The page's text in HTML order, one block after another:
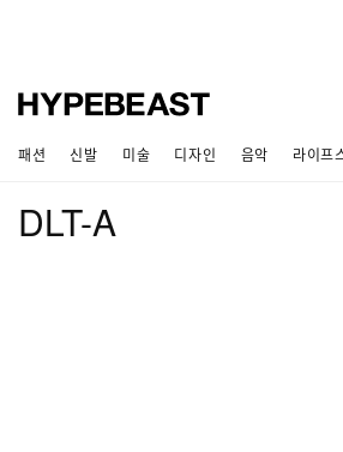
패션 신발 미술 디자인 음악 라이프
DLT-A